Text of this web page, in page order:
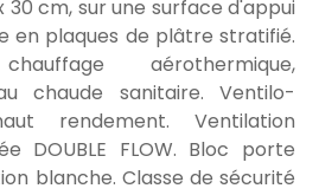
cm, sur une surface d'appui
en plaques de plâtre stratifié.
aérothermique,
chaude sanitaire. Ventilo-
rendement. Ventilation
DOUBLE FLOW. Bloc porte
blanche. Classe de sécurité